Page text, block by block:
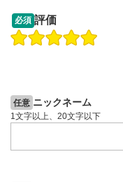
操作説明動画
必須 評価
任意 ニックネーム
1文字以上、20文字以下